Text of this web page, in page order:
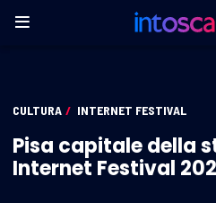
CULTURA / INTERNET FESTIVAL
Pisa capitale della
Internet Festival